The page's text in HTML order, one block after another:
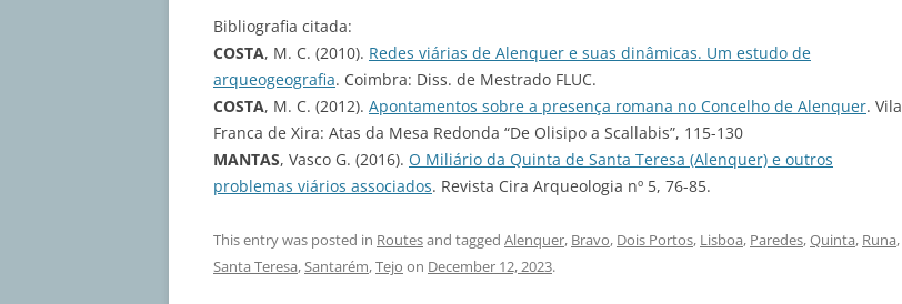
Bibliografia citada:
COSTA, M. C. (2010). Redes viárias de Alenquer e suas dinâmicas. Um estudo de
arqueogeografia. Coimbra: Diss. de Mestrado FLUC.
COSTA, M. C. (2012). Apontamentos sobre a presença romana no Concelho de Alenquer. Vila
Franca de Xira: Atas da Mesa Redonda “De Olisipo a Scallabis”, 115-130
MANTAS, Vasco G. (2016). O Miliário da Quinta de Santa Teresa (Alenquer) e outros
problemas viários associados. Revista Cira Arqueologia nº 5, 76-85.
This entry was posted in Routesand tagged Alenquer, Bravo, Dois Portos, Lisboa, Paredes,Quinta, Runa,
Santa Teresa,Santarém,Tejo on December 12, 2023.